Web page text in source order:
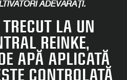
ADEVĂRAȚI.
LA UN
REINKE,
APĂ APLICATĂ